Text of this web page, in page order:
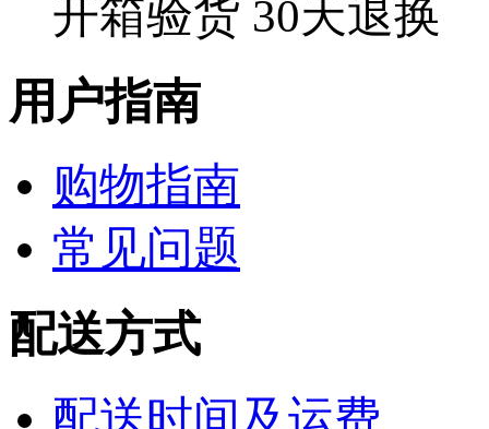
开箱验货 30天退换
用户指南
购物指南
常见问题
配送方式
配送时间及运费